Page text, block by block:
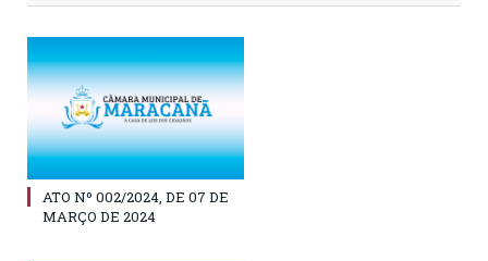
ATO Nº 002/2024, DE 07 DE
MARÇO DE 2024